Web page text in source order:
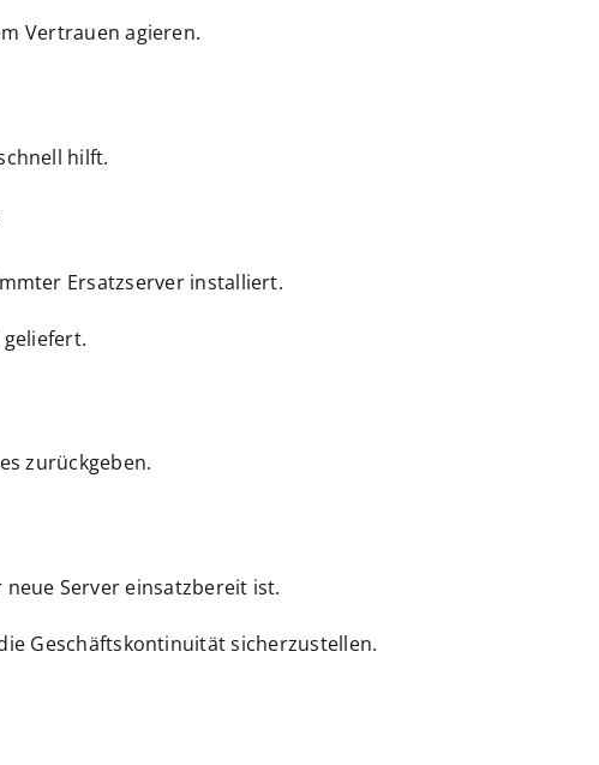
Vertrauen agieren.
hilft.
Ersatzserver installiert.
zurückgeben.
Server einsatzbereit ist.
Geschäftskontinuität sicherzustellen.